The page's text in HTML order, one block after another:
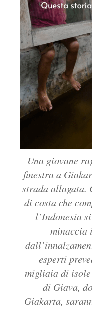
Una giovane
finestra a
strada allagata.
di costa che
l’Indonesia
minaccia
esperti
migliaia di isole
di Giava,
Giakarta,